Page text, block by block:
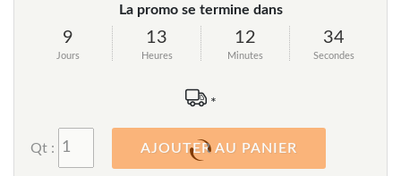
La promo se termine dans
9
Jours
13
Heures
12
Minutes
33
Secondes
*
Qt : AJOUTER AU PANIER